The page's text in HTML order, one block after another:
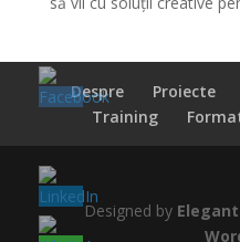
Despre Proiecte
Training
Designed by